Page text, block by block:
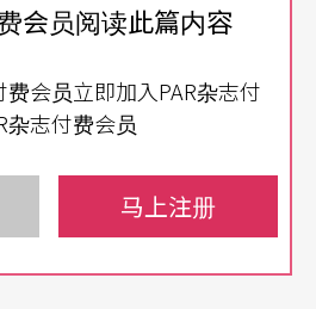
气流如何在观众眼前此起彼
式，故此，导演似乎最好也
：全才的艺术家。
会员阅读此篇内容
会员立即加入PAR杂志付
杂志付费会员
马上注册